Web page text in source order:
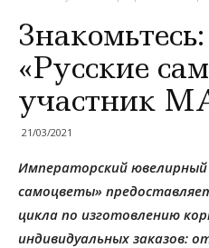
«Русские
участник
21/03/2021
Императорский ювелирный
самоцветы»
цикла по изготовлению
индивидуальных заказов: